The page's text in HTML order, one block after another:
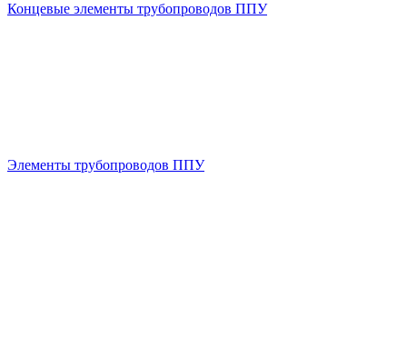
Концевые элементы трубопроводов ППУ
Элементы трубопроводов ППУ